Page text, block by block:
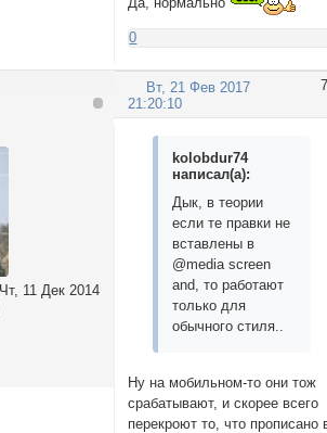
0
7
Вт, 21 Фев 2017
21:20:10
11 Дек 2014
kolobdur74
написал(а):
Дык, в теории
если те правки не
вставлены в
@media screen
and, то работают
только для
обычного стиля..
Ну на мобильном-то они тож
срабатывают, и скорее всего
перекроют то, что прописано